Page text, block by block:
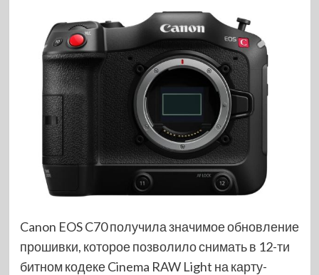
Canon EOS C70 получила значимое обновление
прошивки, которое позволило снимать в 12-ти
битном кодеке Cinema RAW Light на карту-